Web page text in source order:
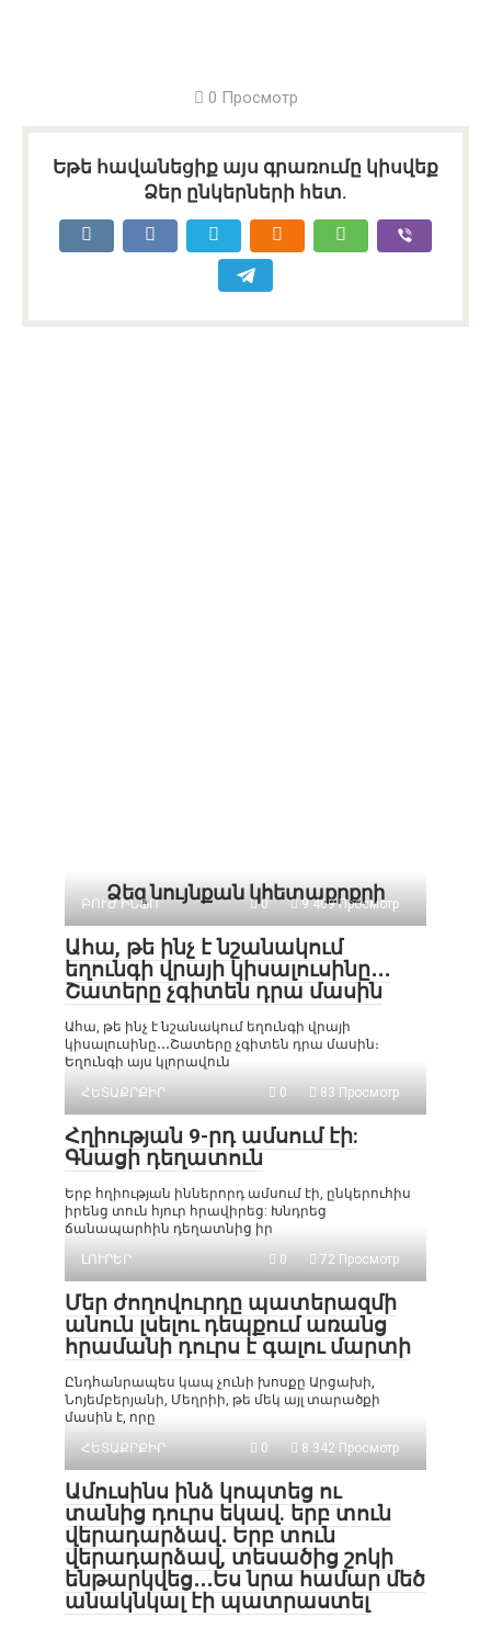
0 Просмотр
Եթե հավանեցիք այս գրառումը կիսվեք
Ձեր ընկերների հետ.
Ձեզ նույնքան կհետաքրքրի
ԲՈՒԺ ԻՆՖՈ 0 9 409 Просмотр
Ահա, թե ինչ է նշանակում
եղունգի վրայի կիսալուսինը․․․
Շատերը չգիտեն դրա մասին
Ահա, թե ինչ է նշանակում եղունգի վրայի
կիսալուսինը․․․Շատերը չգիտեն դրա մասին։
Եղունգի այս կլորավուն
ՀԵՏԱՔՐՔԻՐ
0 83 Просмотр
Հղիության 9-րդ ամսում էի:
Գնացի դեղատուն
Երբ հղիության իններորդ ամսում էի, ընկերուհիս
իրենց տուն հյուր հրավիրեց: Խնդրեց
ճանապարհին դեղատնից իր
ԼՈՒՐԵՐ
0 72 Просмотр
Մեր ժողովուրդը պատերազմի
անուն լսելու դեպքում առանց
հրամանի դուրս է գալու մարտի
Ընդհանրապես կապ չունի խոսքը Արցախի,
Նոյեմբերյանի, Մեղրիի, թե մեկ այլ տարածքի
մասին է, որը
ՀԵՏԱՔՐՔԻՐ
0 8 342 Просмотр
Ամուսինս ինձ կոպտեց ու
տանից դուրս եկավ. երբ տուն
վերադարձավ․ Երբ տուն
վերադարձավ, տեսածից շոկի
ենթարկվեց․․․Ես նրա համար մեծ
անակնկալ էի պատրաստել